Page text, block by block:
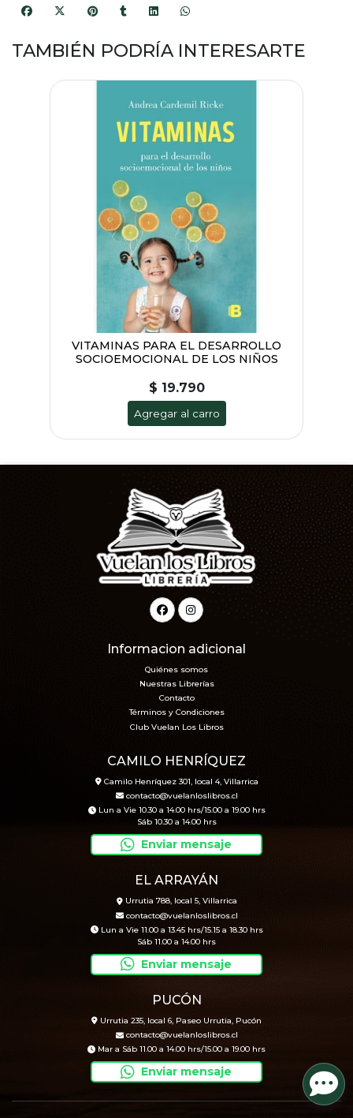
TAMBIÉN PODRÍA INTERESARTE
VITAMINAS PARA EL DESARROLLO
SOCIOEMOCIONAL DE LOS NIÑOS
$ 19.790
Agregar al carro
Informacion adicional
Quiénes somos
Nuestras Librerías
Contacto
Términos y Condiciones
Club Vuelan Los Libros
CAMILO HENRÍQUEZ
Camilo Henríquez 301, local 4, Villarrica
contacto@vuelanloslibros.cl
Lun a Vie 10.30 a 14.00 hrs/15.00 a 19.00 hrs
Sáb 10.30 a 14.00 hrs
Enviar mensaje
EL ARRAYÁN
Urrutia 788, local 5, Villarrica
contacto@vuelanloslibros.cl
Lun a Vie 11.00 a 13.45 hrs/15.15 a 18.30 hrs
Sáb 11.00 a 14.00 hrs
Enviar mensaje
PUCÓN
Urrutia 235, local 6, Paseo Urrutia, Pucón
contacto@vuelanloslibros.cl
Mar a Sáb 11.00 a 14.00 hrs/15.00 a 19.00 hrs
Enviar mensaje